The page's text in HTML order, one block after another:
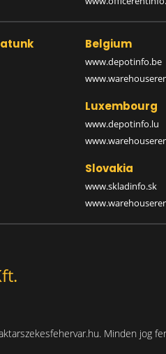
Belgium
www.depotinfo.be
Luxembourg
www.depotinfo.lu
Slovakia
www.skladinfo.sk
Minden jog